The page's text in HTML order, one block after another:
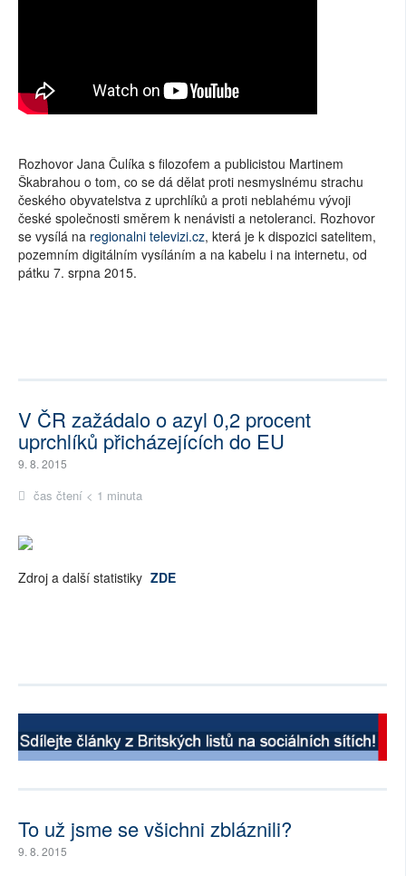
Rozhovor Jana Čulíka s filozofem a publicistou Martinem
Škabrahou o tom, co se dá dělat proti nesmyslnému strachu
českého obyvatelstva z uprchlíků a proti neblahému vývoji
české společnosti směrem k nenávisti a netoleranci. Rozhovor
se vysílá na regionalni televizi.cz, která je k dispozici satelitem,
pozemním digitálním vysíláním a na kabelu i na internetu, od
pátku 7. srpna 2015.
V ČR zažádalo o azyl 0,2 procent
uprchlíků přicházejících do EU
9. 8. 2015
čas čtení < 1 minuta
Zdroj a další statistiky ZDE
To už jsme se všichni zbláznili?
9. 8. 2015